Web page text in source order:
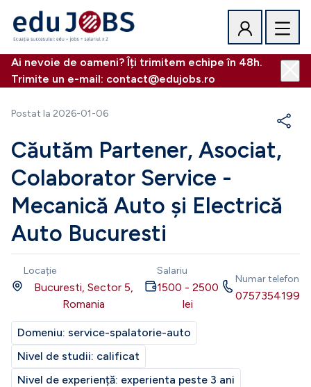
Ai nevoie de oameni? Îți trimitem echipe în 48h.
Trimite un e-mail: contact@edujobs.ro
Postat la 2026-01-06
Căutăm Partener, Asociat,
Colaborator Service -
Mecanică Auto și Electrică
Auto Bucuresti
Locație
Bucuresti, Sector 5,
Romania
Salariu
1500 - 2500
lei
Numar telefon
0757354199
Domeniu: service-spalatorie-auto
Nivel de studii: calificat
Nivel de experiență: experienta peste 3 ani